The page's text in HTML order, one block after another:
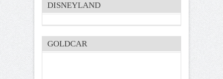
DISNEYLAND
GOLDCAR